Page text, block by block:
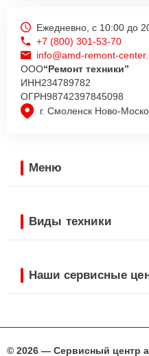
г. Смоленск Ново-
Ежедневно, с 10:00 до
+7 (800) 301-53-70
info@amd-remont-
ООО“Ремонт техники”
ИНН234789782
ОГРН98742397845098
Меню
Виды техники
Наши сервисные
© 2026 — Сервисный центр